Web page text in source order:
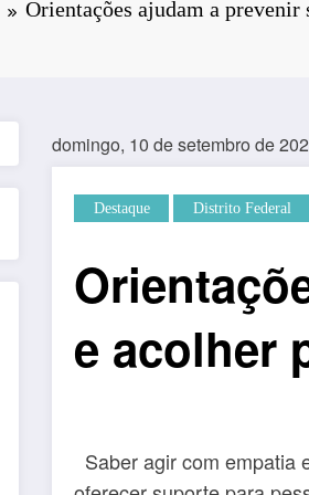
Orientações ajudam a
domingo, 10 de setembro de
Destaque Distrito Federal
e acolher
Saber agir com empatia